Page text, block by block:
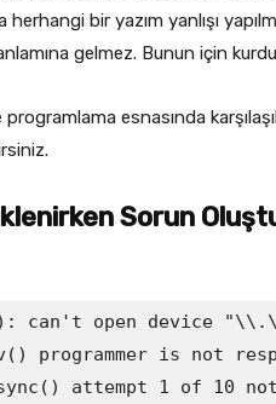
bir yazım yanlışı
gelmez. Bunun için
esnasında
Sorun
can't open device
programmer is not
attempt 1 of 10